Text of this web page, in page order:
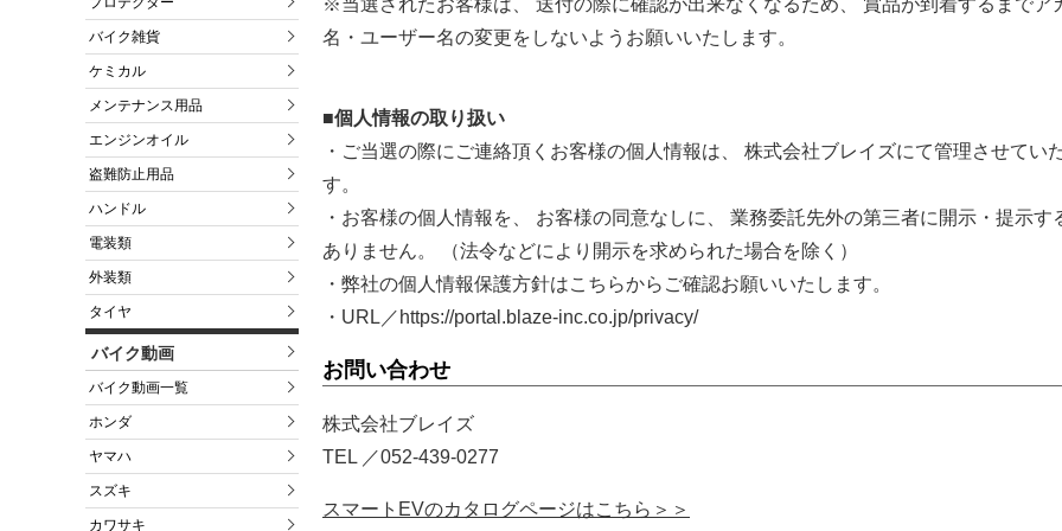
バイク雑貨
ケミカル
メンテナンス用品
エンジンオイル
盗難防止用品
ハンドル
電装類
外装類
タイヤ
バイク動画
バイク動画一覧
ホンダ
ヤマハ
スズキ
カワサキ
名・ユーザー名の変更をしないようお願いいたします。
■個人情報の取り扱い
・ご当選の際にご連絡頂くお客様の個人情報は、 株式会社ブレイズにて管理させてい
す。
・お客様の個人情報を、 お客様の同意なしに、 業務委託先外の第三者に開示・提示す
ありません。 （法令などにより開示を求められた場合を除く）
・弊社の個人情報保護方針はこちらからご確認お願いいたします。
・URL／https://portal.blaze-inc.co.jp/privacy/
お問い合わせ
株式会社ブレイズ
TEL ／052-439-0277
スマートEVのカタログページはこちら＞＞